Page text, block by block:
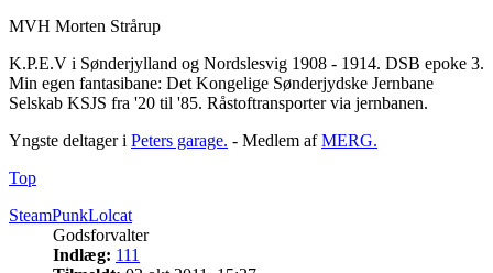
MVH Morten Strårup
K.P.E.V i Sønderjylland og Nordslesvig 1908 - 1914. DSB epoke 3.
Min egen fantasibane: Det Kongelige Sønderjydske Jernbane
Selskab KSJS fra '20 til '85. Råstoftransporter via jernbanen.
Yngste deltager i Peters garage. - Medlem afMERG.
Top
SteamPunkLolcat
Godsforvalter
Indlæg: 111